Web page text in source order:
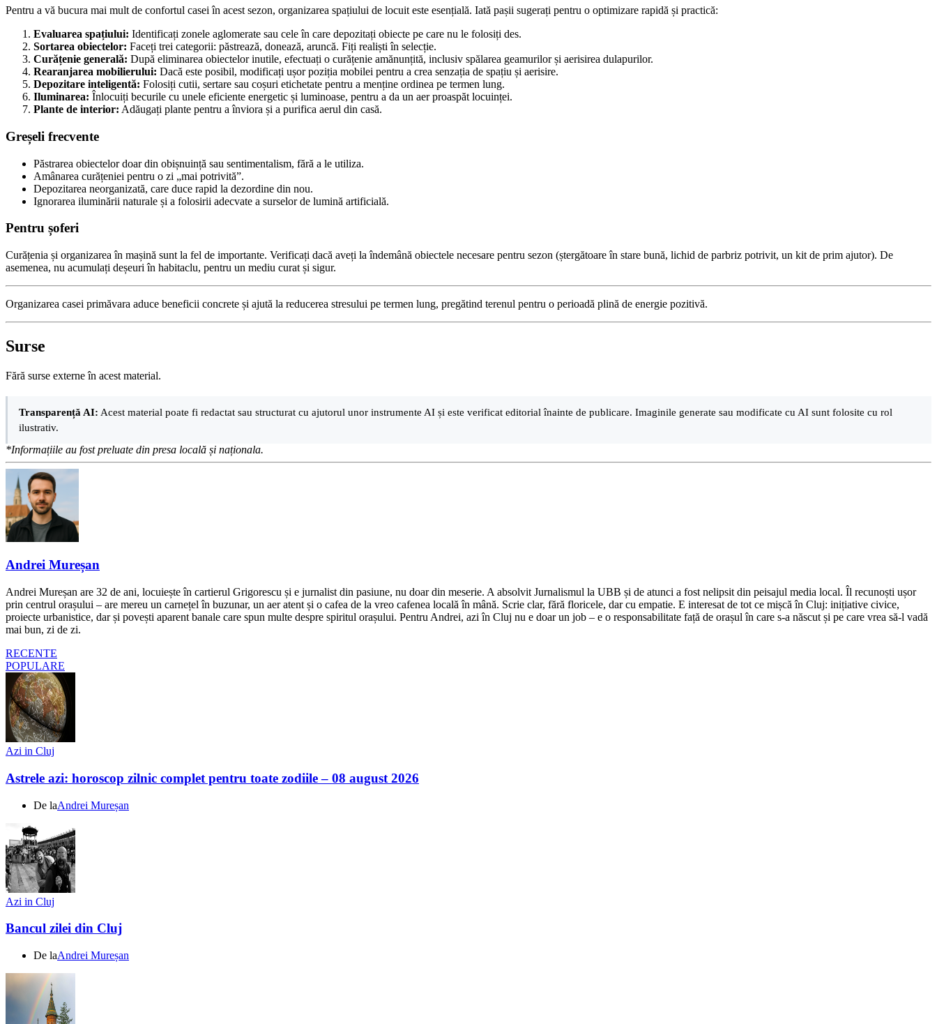
Pentru a vă bucura mai mult de confortul casei în acest sezon, organizarea spațiului de locuit este esențială. Iată pașii sugerați pentru o optimizare rapidă și practică:
Evaluarea spațiului: Identificați zonele aglomerate sau cele în care depozitați obiecte pe care nu le folosiți des.
Sortarea obiectelor: Faceți trei categorii: păstrează, donează, aruncă. Fiți realiști în selecție.
Curățenie generală: După eliminarea obiectelor inutile, efectuați o curățenie amănunțită, inclusiv spălarea geamurilor și aerisirea dulapurilor.
Rearanjarea mobilierului: Dacă este posibil, modificați ușor poziția mobilei pentru a crea senzația de spațiu și aerisire.
Depozitare inteligentă: Folosiți cutii, sertare sau coșuri etichetate pentru a menține ordinea pe termen lung.
Iluminarea: Înlocuiți becurile cu unele eficiente energetic și luminoase, pentru a da un aer proaspăt locuinței.
Plante de interior: Adăugați plante pentru a înviora și a purifica aerul din casă.
Greșeli frecvente
Păstrarea obiectelor doar din obișnuință sau sentimentalism, fără a le utiliza.
Amânarea curățeniei pentru o zi „mai potrivită”.
Depozitarea neorganizată, care duce rapid la dezordine din nou.
Ignorarea iluminării naturale și a folosirii adecvate a surselor de lumină artificială.
Pentru șoferi
Curățenia și organizarea în mașină sunt la fel de importante. Verificați dacă aveți la îndemână obiectele necesare pentru sezon (ștergătoare în stare bună, lichid de parbriz potrivit, un kit de prim ajutor). De
asemenea, nu acumulați deșeuri în habitaclu, pentru un mediu curat și sigur.
Organizarea casei primăvara aduce beneficii concrete și ajută la reducerea stresului pe termen lung, pregătind terenul pentru o perioadă plină de energie pozitivă.
Surse
Fără surse externe în acest material.
Transparență AI: Acest material poate fi redactat sau structurat cu ajutorul unor instrumente AI și este verificat editorial înainte de publicare. Imaginile generate sau modificate cu AI sunt folosite cu rol
ilustrativ.
*Informațiile au fost preluate din presa locală și naționala.
Andrei Mureșan
Andrei Mureșan are 32 de ani, locuiește în cartierul Grigorescu și e jurnalist din pasiune, nu doar din meserie. A absolvit Jurnalismul la UBB și de atunci a fost nelipsit din peisajul media local. Îl recunoști ușor
prin centrul orașului – are mereu un carnețel în buzunar, un aer atent și o cafea de la vreo cafenea locală în mână. Scrie clar, fără floricele, dar cu empatie. E interesat de tot ce mișcă în Cluj: inițiative civice,
proiecte urbanistice, dar și povești aparent banale care spun multe despre spiritul orașului. Pentru Andrei, azi în Cluj nu e doar un job – e o responsabilitate față de orașul în care s-a născut și pe care vrea să-l vadă
mai bun, zi de zi.
RECENTE
POPULARE
Azi in Cluj
Astrele azi: horoscop zilnic complet pentru toate zodiile – 08 august 2026
De laAndrei Mureșan
Azi in Cluj
Bancul zilei din Cluj
De laAndrei Mureșan